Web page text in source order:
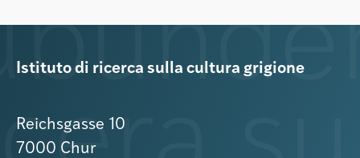
Istituto di ricerca sulla cultura grigione
Reichsgasse 10
7000 Chur